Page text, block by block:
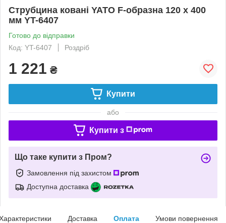
Струбцина ковані YATO F-образна 120 x 400
мм YT-6407
Готово до відправки
Код: YT-6407
Роздріб
1 221 ₴
Купити
або
Купити з
Що таке купити з Пром?
Замовлення під захистом
Доступна доставка
Доставка Оплата Умови повернення